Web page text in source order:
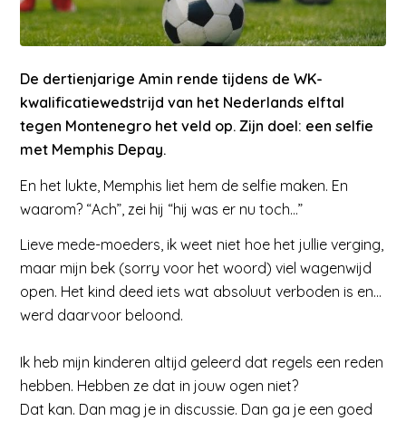
De dertienjarige Amin rende tijdens de WK-
kwalificatiewedstrijd van het Nederlands elftal
tegen Montenegro het veld op. Zijn doel: een selfie
met Memphis Depay.
En het lukte, Memphis liet hem de selfie maken. En
waarom? “Ach”, zei hij “hij was er nu toch…”
Lieve mede-moeders, ik weet niet hoe het jullie verging,
maar mijn bek (sorry voor het woord) viel wagenwijd
open. Het kind deed iets wat absoluut verboden is en…
werd daarvoor beloond.
Ik heb mijn kinderen altijd geleerd dat regels een reden
hebben. Hebben ze dat in jouw ogen niet?
Dat kan. Dan mag je in discussie. Dan ga je een goed